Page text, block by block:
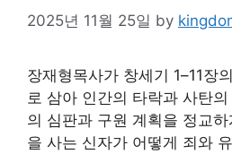
2025년 11월 25일 by
장재형목사가 창세기 1–11장
로 삼아 인간의 타락과 사탄
의 심판과 구원 계획을 정교
을 사는 신자가 어떻게 죄와